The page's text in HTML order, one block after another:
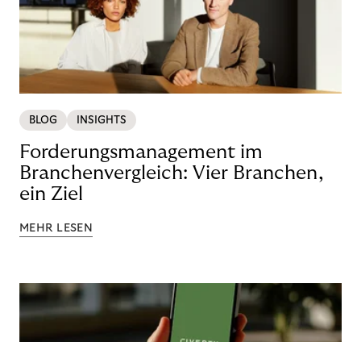
BLOG INSIGHTS
Forderungsmanagement im
Branchenvergleich: Vier Branchen,
ein Ziel
MEHR LESEN